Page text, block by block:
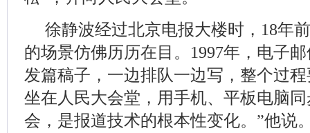
徐静波经过北京电报大楼时，18年
的场景仿佛历历在目。1997年，电子
发篇稿子，一边排队一边写，整个过
坐在人民大会堂，用手机、平板电脑
会，是报道技术的根本性变化。”他说